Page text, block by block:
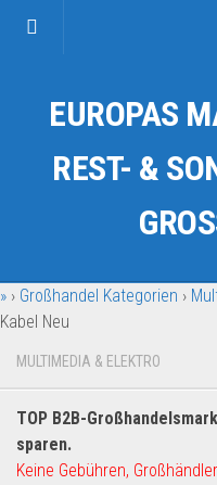
Kategorien
Auto & Motorrad
Fahrzeuge & Transport
Garten & Werkzeug
Geschäft, Büro &
Geschenkartikel
Handy und Smartphone
Kosmetik & Pflege
EUROPAS
REST- &
» › Großhandel Kategorien ›
Kabel Neu
MULTIMEDIA & ELEKTRO
TOP B2B-
sparen.
Keine Gebühren,